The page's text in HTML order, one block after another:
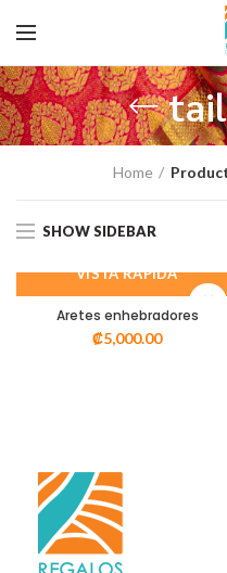
Home
SHOW SIDEBAR
VISTA RÁPIDA
Aretes enhebradores
₡5,000.00